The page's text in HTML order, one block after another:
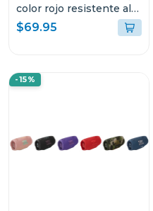
color rojo resistente al
agua y polvo
$69.95
-15%